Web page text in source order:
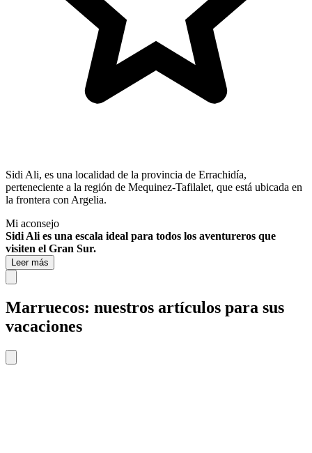
Sidi Ali, es una localidad de la provincia de Errachidía,
perteneciente a la región de Mequinez-Tafilalet, que está ubicada en
la frontera con Argelia.
Mi aconsejo
Sidi Ali es una escala ideal para todos los aventureros que
visiten el Gran Sur.
Leer más
Marruecos: nuestros artículos para sus
vacaciones